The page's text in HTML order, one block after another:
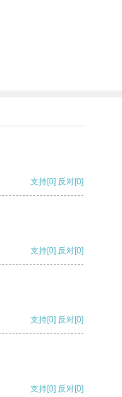
支持[0] 反对[0]
支持[0] 反对[0]
支持[0] 反对[0]
支持[0] 反对[0]